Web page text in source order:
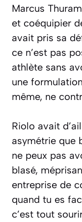
Marcus
et coéquipier
avait pris sa
ce n’est pas
athlète sans
une
même, ne
Riolo avait
asymétrie que
ne peux pas
blasé,
entreprise de
quand tu es
c’est tout